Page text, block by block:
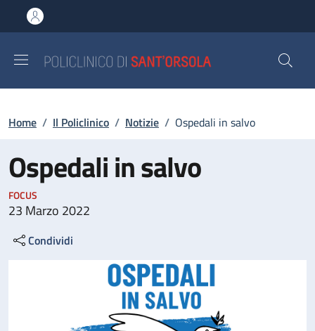
al contenuto principale
to footer content
Briciole di pane
Home / Il Policlinico / Notizie / Ospedali in salvo
Ospedali in salvo
FOCUS
23 Marzo 2022
Condividi